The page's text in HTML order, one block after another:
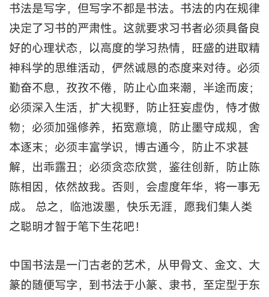
书法是写字，但写字不都是书法。书法的内在规律
决定了习书的严肃性。这就要求习书者必须具备良
好的心理状态，以高度的学习热情，旺盛的进取精
神科学的思维活动，俨然诚恳的态度来对待。必须
勤奋不息，孜孜不倦，防止心血来潮，半途而废；
必须深入生活，扩大视野，防止狂妄虚伪，恃才傲
物；必须加强修养，拓宽意境，防止墨守成规，舍
本逐末；必须丰富学识，博古通今，防止不求甚
解，出乖露丑；必须贪恋欣赏，鉴往创新，防止陈
陈相因，依然故我。否则，会虚度年华，将一事无
成。 总之，临池泼墨，快乐无涯，愿我们集人类
之聪明才智于笔下生花吧！
中国书法是一门古老的艺术，从甲骨文、金文、大
篆的随便写字，到书法于小篆、隶书，至定型于东